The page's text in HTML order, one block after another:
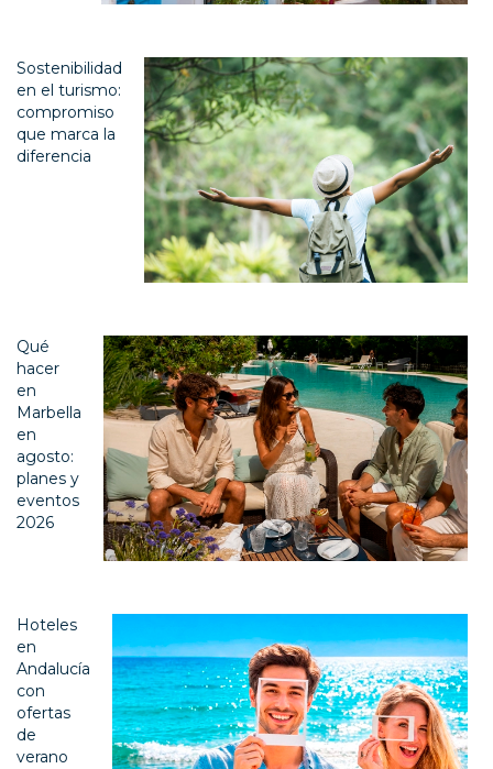
Sostenibilidad
en el turismo:
compromiso
que marca la
diferencia
Qué
hacer
en
Marbella
en
agosto:
planes y
eventos
2026
Hoteles
en
Andalucía
con
ofertas
de
verano